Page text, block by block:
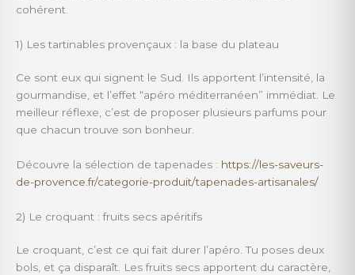
cohérent.
1) Les tartinables provençaux : la base du plateau
Ce sont eux qui signent le Sud. Ils apportent l’intensité, la
gourmandise, et l’effet “apéro méditerranéen” immédiat. Le
meilleur réflexe, c’est de proposer plusieurs parfums pour
que chacun trouve son bonheur.
Découvre la sélection de tapenades : https://les-saveurs-
de-provence.fr/categorie-produit/tapenades-artisanales/
2) Le croquant : fruits secs apéritifs
Le croquant, c’est ce qui fait durer l’apéro. Tu poses deux
bols, et ça disparaît. Les fruits secs apportent du caractère,